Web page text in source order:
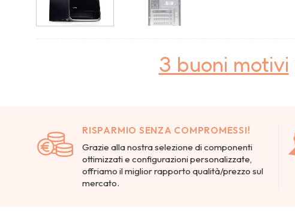
3 buoni motivi
RISPARMIO SENZA COMPROMESSI!
Grazie alla nostra selezione di componenti
ottimizzati e configurazioni personalizzate,
offriamo il miglior rapporto qualità/prezzo sul
mercato.